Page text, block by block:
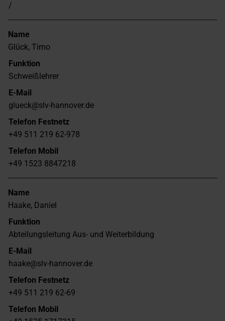
/
Name
Glück, Timo
Funktion
Schweißlehrer
E-Mail
glueck@slv-hannover.de
Telefon Festnetz
+49 511 219 62-978
Telefon Mobil
+49 1523 8847218
Name
Haake, Daniel
Funktion
Abteilungsleitung Aus- und Weiterbildung
E-Mail
haake@slv-hannover.de
Telefon Festnetz
+49 511 219 62-69
Telefon Mobil